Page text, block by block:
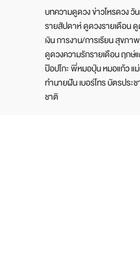
บทความดูดวง ข่าวโหรดวง
รายสัปดาห์ ดูดวงรายเดือน
เงิน การงาน/การเรียน สุขภ
ดูดวงความรักรายเดือน ฤกษ์
ป๊อปโกะ พี่หมอปุ่น หมอแก้ว
ทำนายฝัน เบอร์โทร บัตรประ
ชาติ